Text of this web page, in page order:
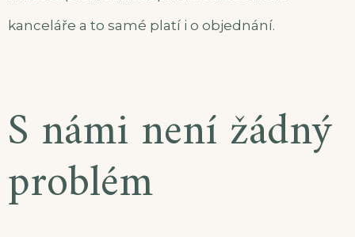
kanceláře a to samé platí i o objednání.
S námi není žádný
problém